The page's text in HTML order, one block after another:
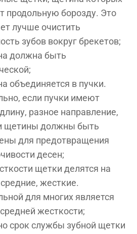
продольную борозду. Это
лучше очистить
зубов вокруг брекетов;
должна быть
объединяется в пучки.
если пучки имеют
разное направление,
щетины должны быть
для предотвращения
десен;
щетки делятся на
жесткие.
для многих является
жесткости;
срок службы зубной щетки